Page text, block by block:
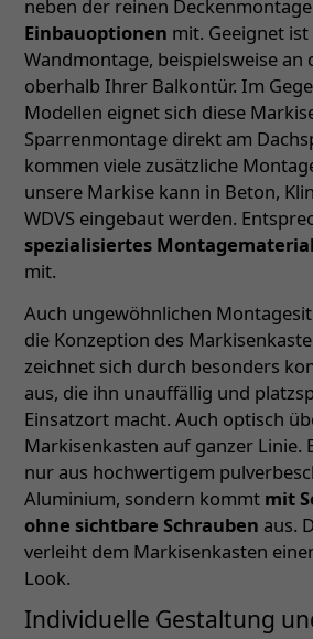
neben der reinen
Einbauoptionen mit. Geeignet
Wandmontage, beispielsweise an
oberhalb Ihrer Balkontür. Im
Modellen eignet sich diese
Sparrenmontage direkt am
kommen viele zusätzliche
unsere Markise kann in Beton,
WDVS eingebaut werden.
spezialisiertes Montagematerial
mit.
Auch ungewöhnlichen
die Konzeption des
zeichnet sich durch besonders
aus, die ihn unauffällig und
Einsatzort macht. Auch optisch
Markisenkasten auf ganzer Linie.
nur aus hochwertigem
Aluminium, sondern kommt mit
ohne sichtbare Schrauben aus.
verleiht dem Markisenkasten
Look.
Individuelle Gestaltung